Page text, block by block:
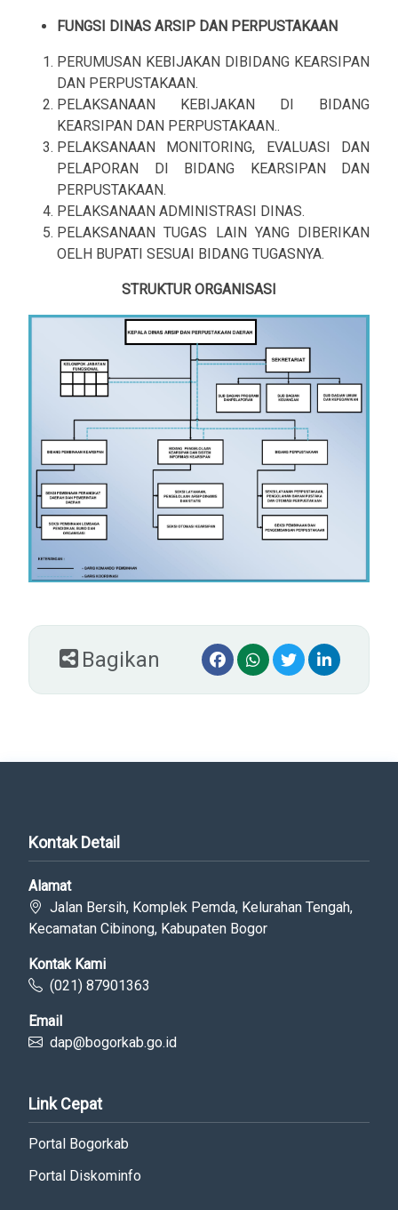
FUNGSI DINAS ARSIP DAN PERPUSTAKAAN
PERUMUSAN KEBIJAKAN DIBIDANG KEARSIPAN
DAN PERPUSTAKAAN.
PELAKSANAAN KEBIJAKAN DI BIDANG
KEARSIPAN DAN PERPUSTAKAAN..
PELAKSANAAN MONITORING, EVALUASI DAN
PELAPORAN DI BIDANG KEARSIPAN DAN
PERPUSTAKAAN.
PELAKSANAAN ADMINISTRASI DINAS.
PELAKSANAAN TUGAS LAIN YANG DIBERIKAN
OELH BUPATI SESUAI BIDANG TUGASNYA.
STRUKTUR ORGANISASI
Bagikan
Kontak Detail
Alamat
Jalan Bersih, Komplek Pemda, Kelurahan Tengah,
Kecamatan Cibinong, Kabupaten Bogor
Kontak Kami
(021) 87901363
Email
dap@bogorkab.go.id
Link Cepat
Portal Bogorkab
Portal Diskominfo